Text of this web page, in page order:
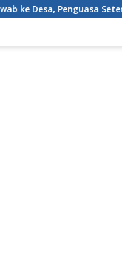
Setempat Diduga